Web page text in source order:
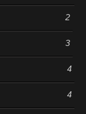
2
3
4
4